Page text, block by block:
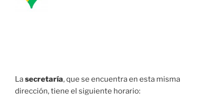
Lasecretaría, que se encuentra en esta misma
dirección, tiene el siguiente horario: